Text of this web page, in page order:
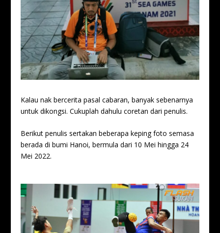
Kalau nak bercerita pasal cabaran, banyak sebenarnya
untuk dikongsi. Cukuplah dahulu coretan dari penulis.
Berikut penulis sertakan beberapa keping foto semasa
berada di bumi Hanoi, bermula dari 10 Mei hingga 24
Mei 2022.